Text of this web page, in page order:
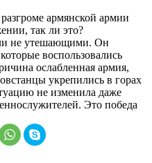
армянской армии
так ли это?
не утешающими. Он
воспользовались
ослабленная армия,
укрепились в горах
не изменила даже
Это победа